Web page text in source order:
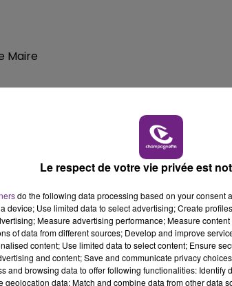
LE TICKET DE CAISSE
Maire
handicapées : Damien Abad
Attal
14h00 - 15h00
La Radio Pop
Le respect de votre vie privée est
do the following data processing based on your consent
device; Use limited data to select advertising; Create
Measure advertising performance; Measure
of data from different sources; Develop and improve
content; Use limited data to select content; Ensure
and content; Save and communicate privacy
and browsing data to offer following functionalities: Identify
geolocation data; Match and combine data from other data